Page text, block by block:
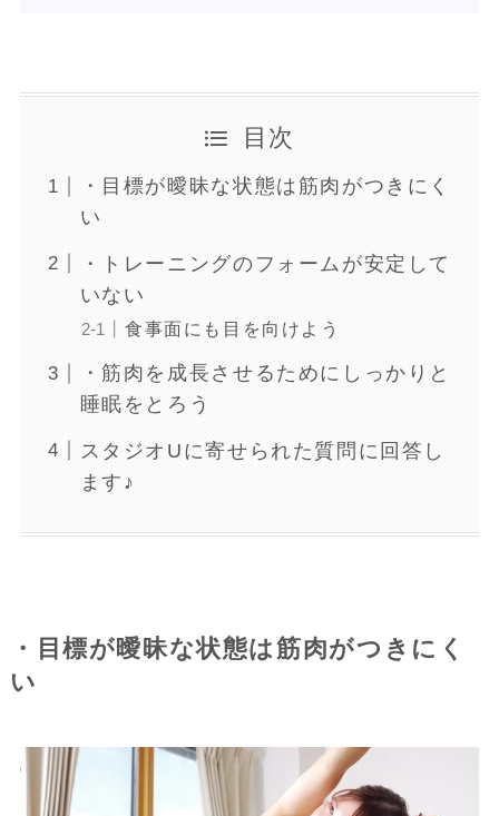
目次
・目標が曖昧な状態は筋肉がつきにく
い
・トレーニングのフォームが安定して
いない
食事面にも目を向けよう
・筋肉を成長させるためにしっかりと
睡眠をとろう
スタジオUに寄せられた質問に回答し
ます♪
・目標が曖昧な状態は筋肉がつきにく
い